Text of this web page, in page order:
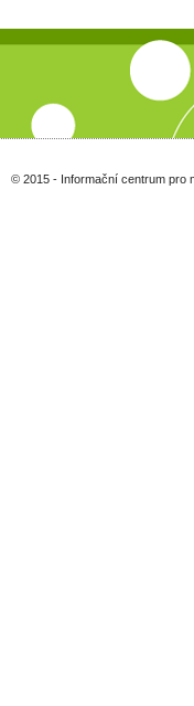
© 2015 - Informační centrum pro